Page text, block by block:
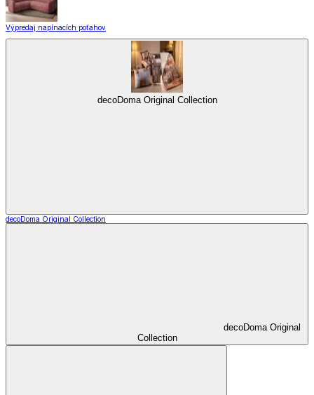
Výpredaj napínacích poťahov
decoDoma Original Collection
decoDoma Original Collection
decoDoma Original
Collection